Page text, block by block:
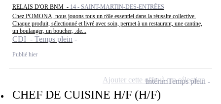
RELAIS D'OR BNM - 14 - SAINT-MARTIN-DES-ENTRÉES
Chez POMONA, nous jouons tous un rôle essentiel dans la réussite collective.
Chaque produit, sélectionné et livré avec soin, permet à un restaurant, une cantine,
un boulanger, un boucher, .de...
CDI - Temps plein
Publié hier
CHEF DE CUISINE H/F (H/F)
IntérimTemps plein
Ajouter cette offre à ma sélection